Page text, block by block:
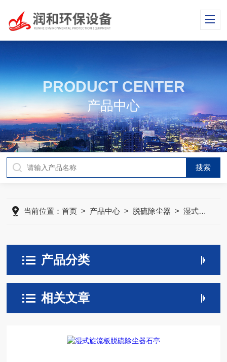
PRODUCT CENTER
产品中心
当前位置：首页 > 产品中心 > 脱硫除尘器 >湿式旋流脱硫除尘器
产品分类
相关文章